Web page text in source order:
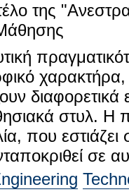
της
διαφορετικά
στυλ. Η
που
σε